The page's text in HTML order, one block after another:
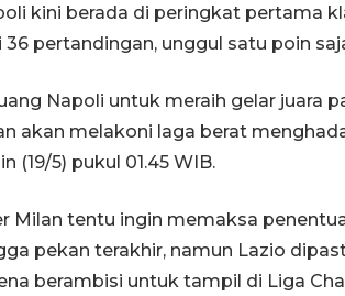
kini berada di peringkat pertama
36 pertandingan, unggul satu poin
Napoli untuk meraih gelar juara
akan melakoni laga berat
(19/5) pukul 01.45 WIB.
Milan tentu ingin memaksa
pekan terakhir, namun Lazio
berambisi untuk tampil di Liga